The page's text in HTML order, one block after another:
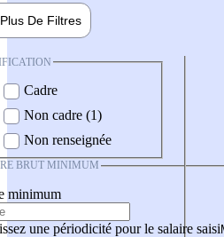
Plus De Filtres
Cadre
Non cadre (1)
Non renseignée
BRUT MINIMUM
minimum
une périodicité pour le salaire saisi